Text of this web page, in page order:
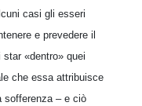
casi gli esseri
e prevedere il
«dentro» quei
che essa attribuisce
sofferenza – e ciò